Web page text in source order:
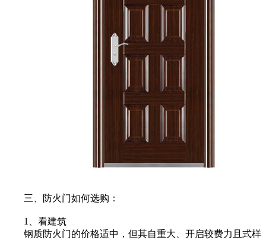
三、防火门如何选购：
1、看建筑
钢质防火门的价格适中，但其自重大、开启较费力且式样